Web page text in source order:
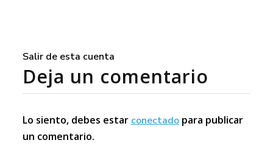
Salir de esta cuenta
Deja un comentario
Lo siento, debes estar conectado para publicar
un comentario.